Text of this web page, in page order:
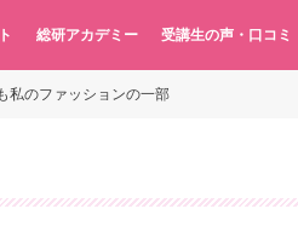
総研アカデミー 受講生の声・口コミ
私のファッションの一部